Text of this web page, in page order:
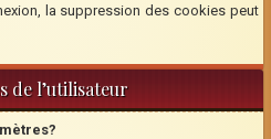
la suppression des cookies peut
de l’utilisateur